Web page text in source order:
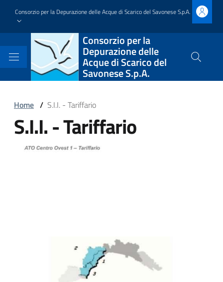
contenuto
Consorzio per la Depurazione delle Acque di Scarico del Savonese S.p.A.
Block
it-
block-
brandingdelsito
Consorzio per la
Depurazione delle
Acque di Scarico del
Savonese S.p.A.
Cerca
sito
Block
it-
block-
Home / S.I.I. - Tariffario
Block
it-
S.I.I. - Tariffario
Block